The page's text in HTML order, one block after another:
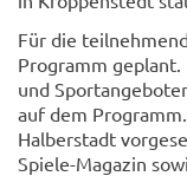
Für die
Programm
und
auf dem
Halberstadt
Spiele-Magazin